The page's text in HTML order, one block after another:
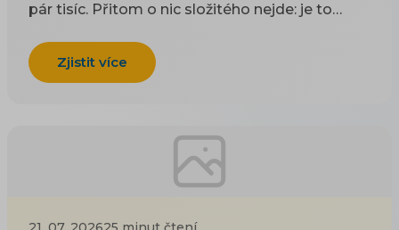
pár tisíc. Přitom o nic složitého nejde: je to
odkazy odjakživa bere jako doporučení — čím
víc důvěryhodných webů na vás ukazuje, tím
si to začnete zjišťovat, najdete dva druhy rad a
ani jeden vám nepomůže. Návody psané pro
blogery poradí, ať napíšete skvělý článek, na
Zjistit více